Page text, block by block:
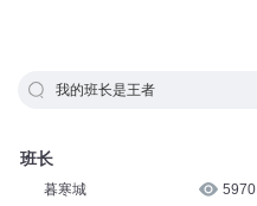
我的班长是王者
班长
暮寒城 5970